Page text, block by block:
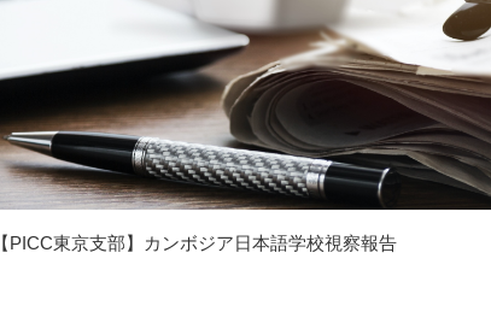
【PICC東京支部】カンボジア日本語学校視察報告